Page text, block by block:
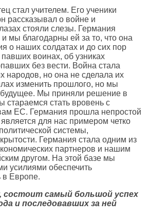
стал учителем. Его ученики
рассказывал о войне и
стояли слезы. Германия
мы благодарны ей за то, что она
о наших солдатах и до сих пор
воинах, об узниках
без вести. Война стала
народов, но она не сделала их
изменить прошлого, но мы
Мы приняли решение в
стать вровень с
ЕС. Германия прошла непростой
для нас примером четко
системы,
Германия стала одним из
партнеров и нашим
другом. На этой базе мы
усилиями обеспечить
в Европе.
состоит самый большой успех
и последовавших за ней